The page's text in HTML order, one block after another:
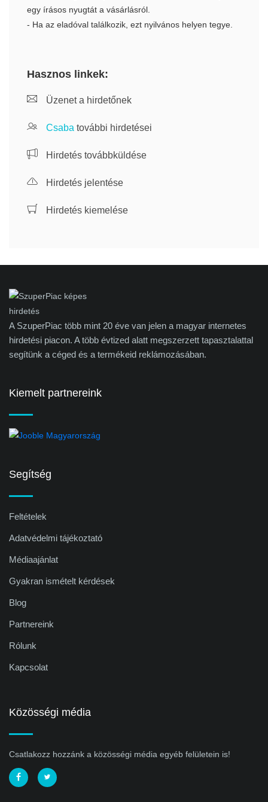
egy írásos nyugtát a vásárlásról.
- Ha az eladóval találkozik, ezt nyilvános helyen tegye.
Hasznos linkek:
Üzenet a hirdetőnek
Csaba további hirdetései
Hirdetés továbbküldése
Hirdetés jelentése
Hirdetés kiemelése
A SzuperPiac több mint 20 éve van jelen a magyar internetes
hirdetési piacon. A több évtized alatt megszerzett tapasztalattal
segítünk a céged és a termékeid reklámozásában.
Kiemelt partnereink
Segítség
Feltételek
Adatvédelmi tájékoztató
Médiaajánlat
Gyakran ismételt kérdések
Blog
Partnereink
Rólunk
Kapcsolat
Közösségi média
Csatlakozz hozzánk a közösségi média egyéb felületein is!